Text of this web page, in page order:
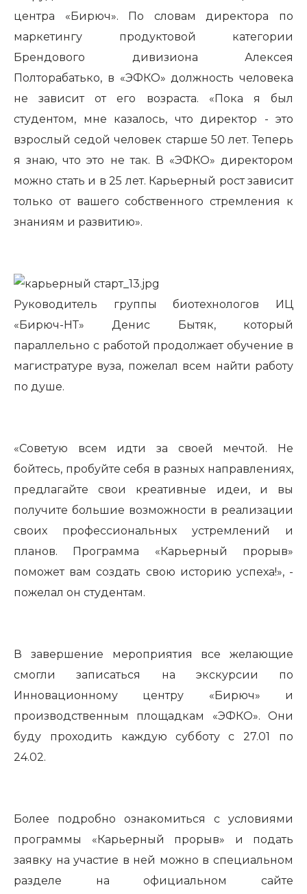
центра «Бирюч». По словам директора по
маркетингу продуктовой категории
Брендового дивизиона Алексея
Полторабатько, в «ЭФКО» должность человека
не зависит от его возраста. «Пока я был
студентом, мне казалось, что директор - это
взрослый седой человек старше 50 лет. Теперь
я знаю, что это не так. В «ЭФКО» директором
можно стать и в 25 лет. Карьерный рост зависит
только от вашего собственного стремления к
знаниям и развитию».
Руководитель группы биотехнологов ИЦ
«Бирюч-НТ» Денис Бытяк, который
параллельно с работой продолжает обучение в
магистратуре вуза, пожелал всем найти работу
по душе.
«Советую всем идти за своей мечтой. Не
бойтесь, пробуйте себя в разных направлениях,
предлагайте свои креативные идеи, и вы
получите большие возможности в реализации
своих профессиональных устремлений и
планов. Программа «Карьерный прорыв»
поможет вам создать свою историю успеха!», -
пожелал он студентам.
В завершение мероприятия все желающие
смогли записаться на экскурсии по
Инновационному центру «Бирюч» и
производственным площадкам «ЭФКО». Они
буду проходить каждую субботу с 27.01 по
24.02.
Более подробно ознакомиться с условиями
программы «Карьерный прорыв» и подать
заявку на участие в ней можно в специальном
разделе на официальном сайте